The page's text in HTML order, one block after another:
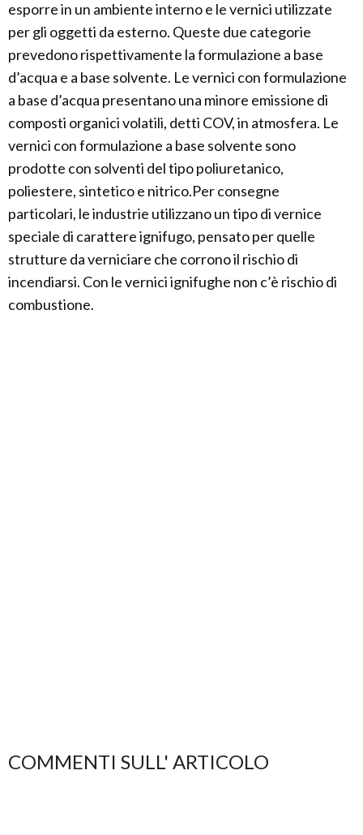
esporre in un ambiente interno e le vernici utilizzate
per gli oggetti da esterno. Queste due categorie
prevedono rispettivamente la formulazione a base
d’acqua e a base solvente. Le vernici con formulazione
a base d’acqua presentano una minore emissione di
composti organici volatili, detti COV, in atmosfera. Le
vernici con formulazione a base solvente sono
prodotte con solventi del tipo poliuretanico,
poliestere, sintetico e nitrico.Per consegne
particolari, le industrie utilizzano un tipo di vernice
speciale di carattere ignifugo, pensato per quelle
strutture da verniciare che corrono il rischio di
incendiarsi. Con le vernici ignifughe non c’è rischio di
combustione.
COMMENTI SULL' ARTICOLO